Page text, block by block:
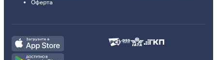
Оферта